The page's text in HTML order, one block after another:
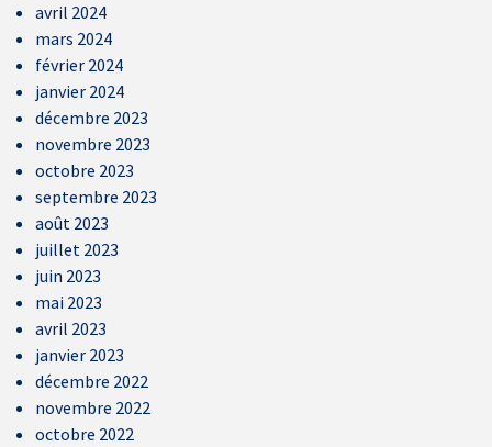
avril 2024
mars 2024
février 2024
janvier 2024
décembre 2023
novembre 2023
octobre 2023
septembre 2023
août 2023
juillet 2023
juin 2023
mai 2023
avril 2023
janvier 2023
décembre 2022
novembre 2022
octobre 2022